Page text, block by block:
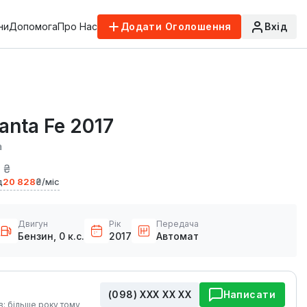
ДопомогаПро Нас Додати Оголошення Вхід
Fe 2017
₴
20 828₴/міс
Двигун
Бензин, 0 к.с.
Рік
2017
Передача
Автомат
більше року тому
(098) ХХХ ХХ ХХ Написати